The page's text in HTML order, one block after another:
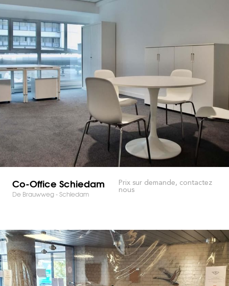
Co-Office Schiedam
De Brauwweg - Schiedam
Prix sur demande, contactez
nous